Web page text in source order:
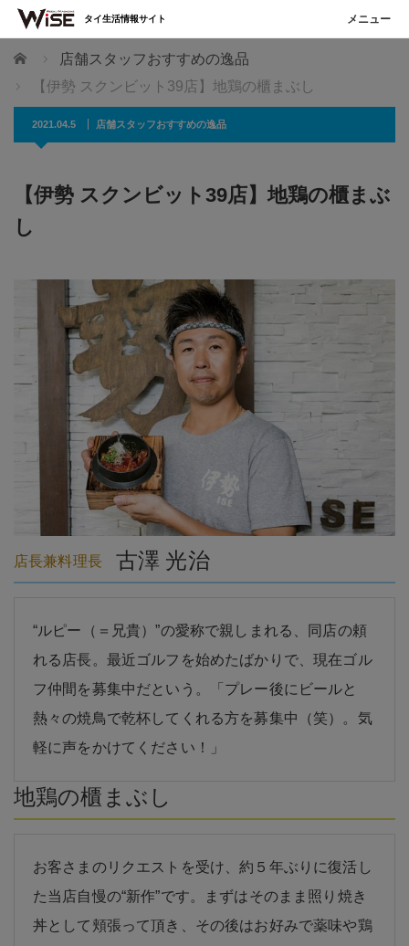
ホーム
店舗スタッフおすすめの逸品
【伊勢 スクンビット39店】地鶏の櫃まぶし
2021.04.5 店舗スタッフおすすめの逸品
【伊勢 スクンビット39店】地鶏の櫃まぶ
し
店長兼料理長 古澤 光治
“ルピー（＝兄貴）”の愛称で親しまれる、同店の頼
れる店長。最近ゴルフを始めたばかりで、現在ゴル
フ仲間を募集中だという。「プレー後にビールと
熱々の焼鳥で乾杯してくれる方を募集中（笑）。気
軽に声をかけてください！」
地鶏の櫃まぶし
お客さまのリクエストを受け、約５年ぶりに復活し
た当店自慢の“新作”です。まずはそのまま照り焼き
丼として頬張って頂き、その後はお好みで薬味や鶏
タイ生活情報サイト